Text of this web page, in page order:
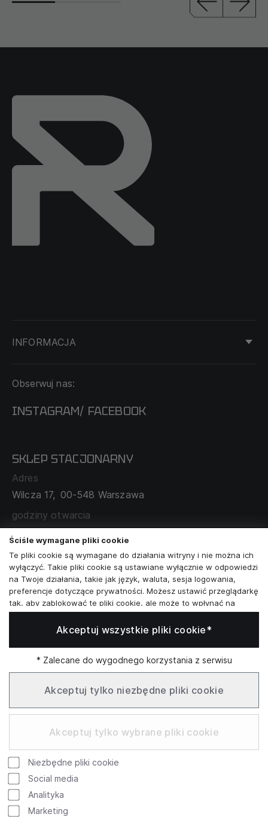
INFORMACJA
DOSTAWA I PŁATNOŚĆ
O NAS
MAPA SERWISU
ZAMÓWIENIA KORPORACYJNE
WSPÓŁPRACA Z PARTNERAMI
Obserwuj nas:
INSTAGRAM/ FACEBOOK
SKLEP STACJONARNY
Adres
Wilcza 17, 00-548 Warszawa
godziny otwarcia
poniedziałek - sobota: 11:00 - 19:00
Skontaktuj się z nami
+48573581161
info@reytel.pl
Whatsapp
Infolinia: Pn–Pt 09:00–17:00
© 2026 Reytel Wszelkie prawa zastrzeżone
4.9 754 review
Ściśle wymagane pliki cookie
Te pliki cookie są wymagane do działania witryny i nie można ich
wyłączyć. Takie pliki cookie są ustawiane wyłącznie w odpowiedzi
na Twoje działania, takie jak język, waluta, sesja logowania,
preferencje dotyczące prywatności. Możesz ustawić przeglądarkę
tak, aby zablokować te pliki cookie, ale może to wpłynąć na
sposób działania naszej witryny.
Analizy i statystyki
Marketing i retargeting
Te pliki cookie są zwykle ustawiane przez naszych partnerów
marketingowych i reklamowych. Mogą być przez nich
wykorzystywane do tworzenia profilu Twoich zainteresowań, a
następnie wyświetlania odpowiednich reklam. Jeśli nie zezwolisz
Twoich interesów.
Funkcjonalne pliki cookie
Te pliki cookie umożliwiają naszej witrynie oferowanie
dodatkowych funkcji i ustawień osobistych. Mogą być ustawione
przez nas lub przez zewnętrznych dostawców usług, których
umieściliśmy na naszych stronach. Jeśli nie zezwolisz na te pliki
cookie, te lub niektóre z tych usług może nie działać poprawnie.
Akceptuj wszystkie pliki cookie*
* Zalecane do wygodnego korzystania z serwisu
Akceptuj tylko niezbędne pliki cookie
Akceptuj tylko wybrane pliki cookie
Niezbędne pliki cookie
Social media
Analityka
Marketing